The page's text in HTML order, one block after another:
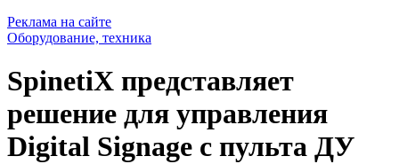
Реклама на сайте
Оборудование, техника
SpinetiX представляет
решение для управления
Digital Signage с пульта ДУ